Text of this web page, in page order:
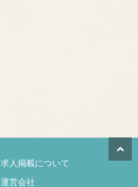
求人掲載について
運営会社